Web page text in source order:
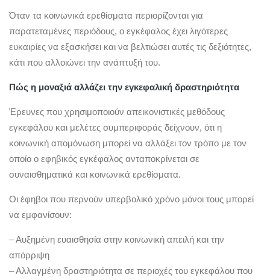
Όταν τα κοινωνικά ερεθίσματα περιορίζονται για
παρατεταμένες περιόδους, ο εγκέφαλος έχει λιγότερες
ευκαιρίες να εξασκήσει και να βελτιώσει αυτές τις δεξιότητες,
κάτι που αλλοιώνει την ανάπτυξή του.
Πώς η μοναξιά αλλάζει την εγκεφαλική δραστηριότητα
Έρευνες που χρησιμοποιούν απεικονιστικές μεθόδους
εγκεφάλου και μελέτες συμπεριφοράς δείχνουν, ότι η
κοινωνική απομόνωση μπορεί να αλλάξει τον τρόπο με τον
οποίο ο εφηβικός εγκέφαλος ανταποκρίνεται σε
συναισθηματικά και κοινωνικά ερεθίσματα.
Οι έφηβοι που περνούν υπερβολικό χρόνο μόνοι τους μπορεί
να εμφανίσουν:
– Αυξημένη ευαισθησία στην κοινωνική απειλή και την
απόρριψη
– Αλλαγμένη δραστηριότητα σε περιοχές του εγκεφάλου που